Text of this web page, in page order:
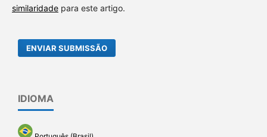
similaridadepara este artigo.
ENVIAR SUBMISSÃO
IDIOMA